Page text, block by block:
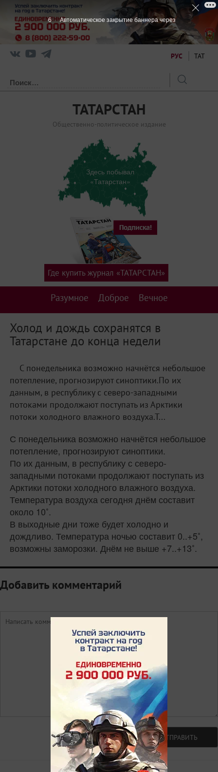
РУС ТАТ
ТАТАРСТАН
Общественно-политическое издание
Здесь побывал
«Татарстан»
Разумное Доброе Вечное
Где купить журнал «ТАТАРСТАН»
Холод и дождь сохранятся в
Татарстане до конца недели
С понедельника возможно начнётся небольшое
потепление, прогнозируют синоптики.По их
данным, в республику с северо-западными
потоками продолжают поступать из Арктики
потоки холодного влажного воздуха.Т...
С понедельника возможно начнётся небольшое
потепление, прогнозируют синоптики.
По их данным, в республику с северо-
западными потоками продолжают поступать из
Арктики потоки холодного влажного воздуха.
Температура воздуха сегодня днём составит
около 10˚.
В выходные дни тоже будет холодно и
дождливо. Температура ночью составит 0..+5˚,
возможны заморозки. Днём не выше +7..+13˚.
Добавить комментарий
Авторизоваться ОТПРАВИТЬ
6 Автоматическое закрытие баннера через